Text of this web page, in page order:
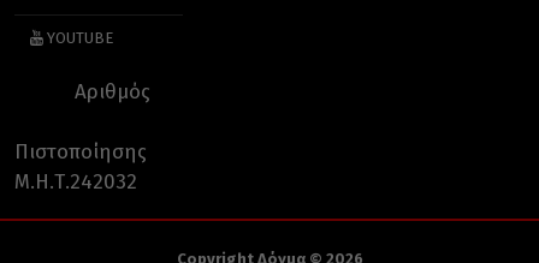
YOUTUBE
Αριθμός
Πιστοποίησης
Μ.Η.Τ.242032
Copyright Δόγμα © 2026